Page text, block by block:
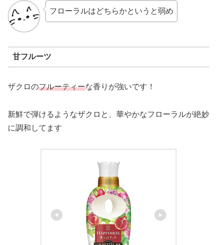
フローラルはどちらかというと弱め
甘フルーツ
ザクロのフルーティーな香りが強いです！
新鮮で弾けるようなザクロと、華やかなフローラルが絶妙
に調和してます